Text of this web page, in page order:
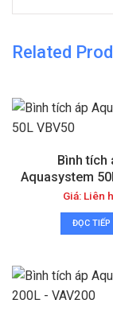
Related
Bình tích
Aquasystem
Giá: Liên
ĐỌC TIẾP